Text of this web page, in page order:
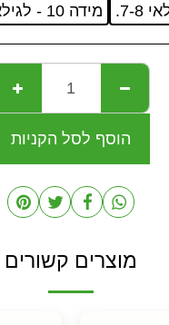
מידה 10 - לגילאי 9-10.
הוסף לסל הקניות
מוצרים קשורים